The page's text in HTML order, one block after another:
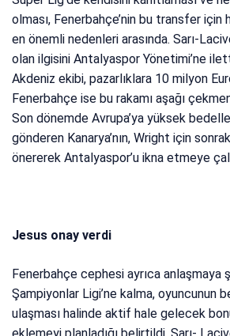
olması, Fenerbahçe’nin bu transfer
en önemli nedenleri arasında. Sarı-
olan ilgisini Antalyaspor Yönetimi’ne
Akdeniz ekibi, pazarlıklara 10 milyon
Fenerbahçe ise bu rakamı aşağı
Son dönemde Avrupa’ya yüksek
gönderen Kanarya’nın, Wright için
önererek Antalyaspor’u ikna etmeye
Jesus onay verdi
Fenerbahçe cephesi ayrıca anlaşmaya
Şampiyonlar Ligi’ne kalma, oyuncunun
ulaşması halinde aktif hale gelecek
eklemeyi planladığı belirtildi. Sarı-